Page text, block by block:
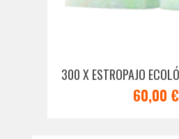
300 X ESTROPAJO
60,00 €